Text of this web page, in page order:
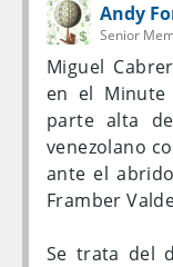
++Vouches
Andy
Senior
Miguel
en el
parte alta
venezolano
ante el
Framber
Se trata del